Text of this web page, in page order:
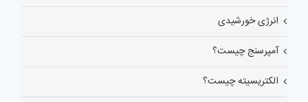
انرژی خورشیدی
آمپرسنج چیست؟
الکتریسیته چیست؟